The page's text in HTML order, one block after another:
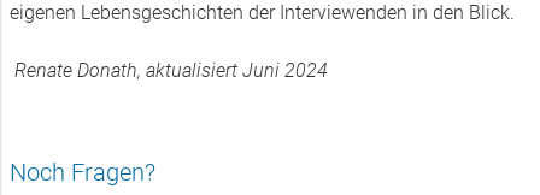
eigenen Lebensgeschichten der Interviewenden in den Blick.
Renate Donath, aktualisiert Juni 2024
Noch Fragen?